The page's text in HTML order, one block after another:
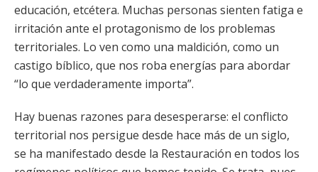
educación, etcétera. Muchas personas sienten fatiga e
irritación ante el protagonismo de los problemas
territoriales. Lo ven como una maldición, como un
castigo bíblico, que nos roba energías para abordar
“lo que verdaderamente importa”.
Hay buenas razones para desesperarse: el conflicto
territorial nos persigue desde hace más de un siglo,
se ha manifestado desde la Restauración en todos los